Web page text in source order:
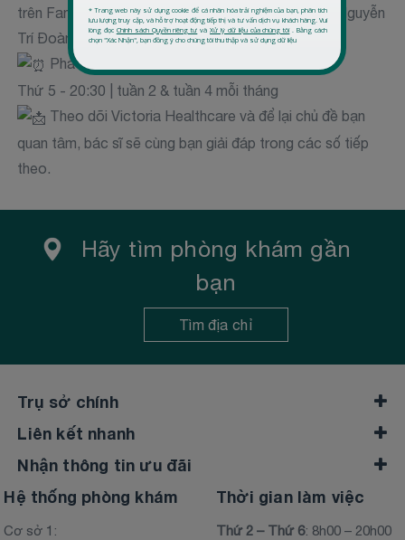
trên Fanpage Victoria Healthcare và Fanpage Dr. Nguyễn
Trí Đoàn
Phát sóng định kỳ:
Thứ 5 - 20:30 | tuần 2 & tuần 4 mỗi tháng
Theo dõi Victoria Healthcare và để lại chủ đề bạn
quan tâm, bác sĩ sẽ cùng bạn giải đáp trong các số tiếp
theo.
Hãy tìm phòng khám gần
bạn
Tìm địa chỉ
Trụ sở chính
Liên kết nhanh
Nhận thông tin ưu đãi
Hệ thống phòng khám
Cơ sở 1:
Thời gian làm việc
Thứ 2 – Thứ 6: 8h00 – 20h00